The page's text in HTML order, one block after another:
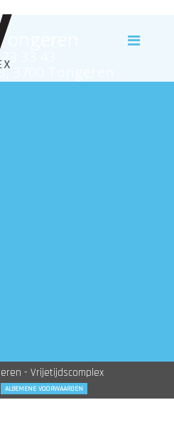
33 43
3700 Tongeren
- Vrijetijdscomplex
ALGEMENE VOORWAARDEN